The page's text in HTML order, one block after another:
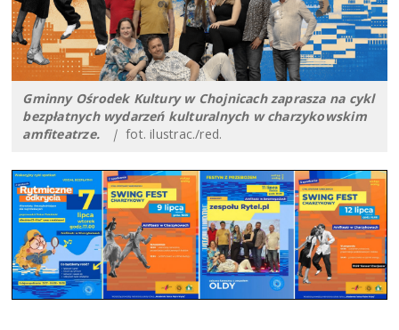
Gminny Ośrodek Kultury w Chojnicach zaprasza na cykl
bezpłatnych wydarzeń kulturalnych w charzykowskim
amfiteatrze.| fot. ilustrac./red.